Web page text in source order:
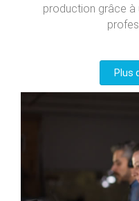
production grâce à
Plus